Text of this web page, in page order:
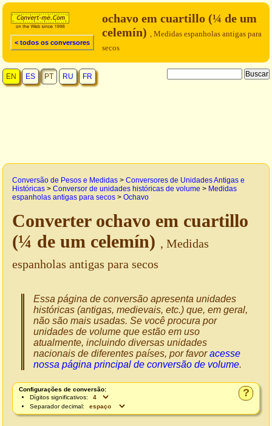
< todos os conversores
ochavo em cuartillo (¼ de um
celemín) , Medidas espanholas antigas para
secos
EN ES PT RU FR
Conversão de Pesos e Medidas > Conversores de Unidades Antigas e
Históricas > Conversor de unidades históricas de volume > Medidas
espanholas antigas para secos > Ochavo
Converter ochavo em cuartillo
(¼ de um celemín) , Medidas
espanholas antigas para secos
Essa página de conversão apresenta unidades
históricas (antigas, medievais, etc.) que, em geral,
não são mais usadas. Se você procura por
unidades de volume que estão em uso
atualmente, incluindo diversas unidades
nacionais de diferentes países, por favoracesse
nossa página principal de conversão de volume.
?
Configurações de conversão:
Dígitos significativos:
Separador decimal: